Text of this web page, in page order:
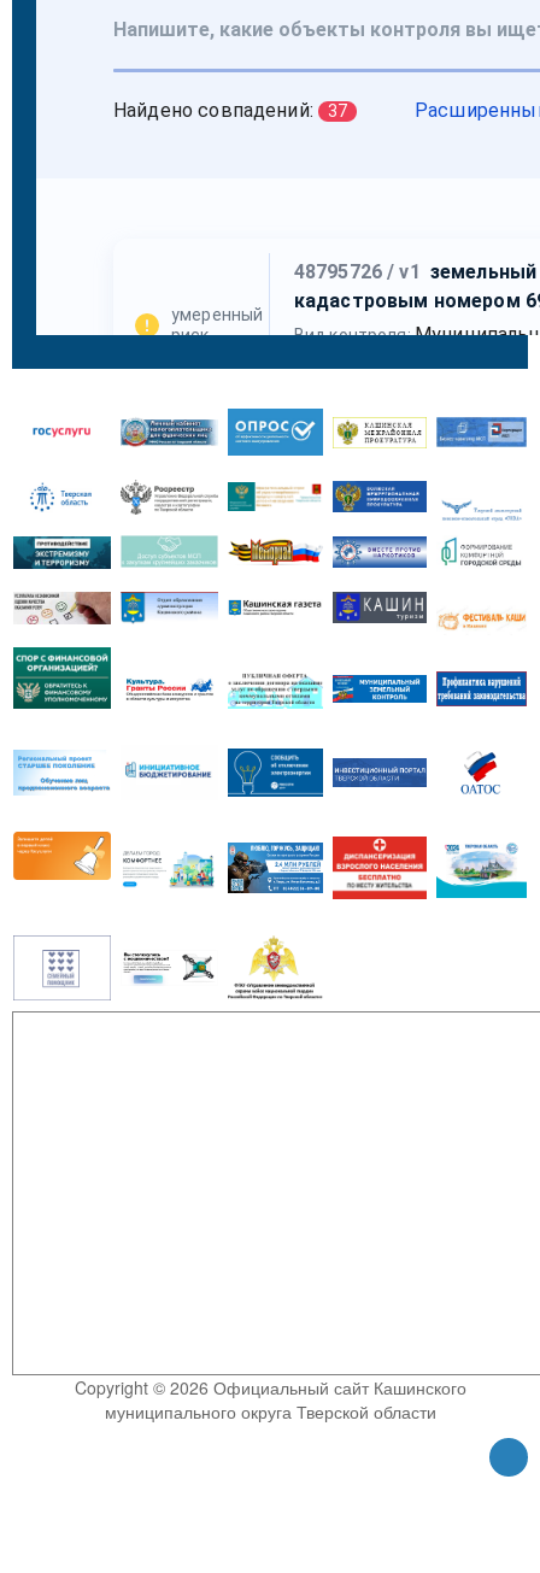
Copyright © 2026 Официальный сайт Кашинского
муниципального округа Тверской области